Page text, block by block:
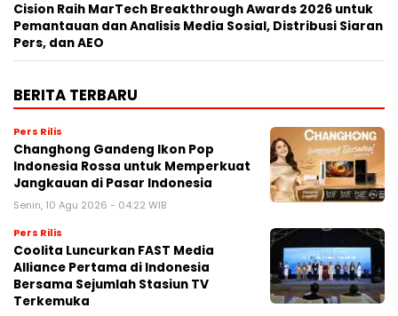
Cision Raih MarTech Breakthrough Awards 2026 untuk
Pemantauan dan Analisis Media Sosial, Distribusi Siaran
Pers, dan AEO
BERITA TERBARU
Pers Rilis
Changhong Gandeng Ikon Pop
Indonesia Rossa untuk Memperkuat
Jangkauan di Pasar Indonesia
Senin, 10 Agu 2026 - 04:22 WIB
Pers Rilis
Coolita Luncurkan FAST Media
Alliance Pertama di Indonesia
Bersama Sejumlah Stasiun TV
Terkemuka